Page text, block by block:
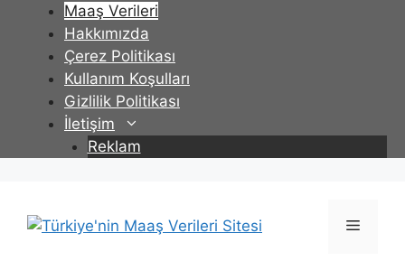
Maaş Verileri
Hakkımızda
Çerez Politikası
Kullanım Koşulları
Gizlilik Politikası
İletişim
Reklam
Menü